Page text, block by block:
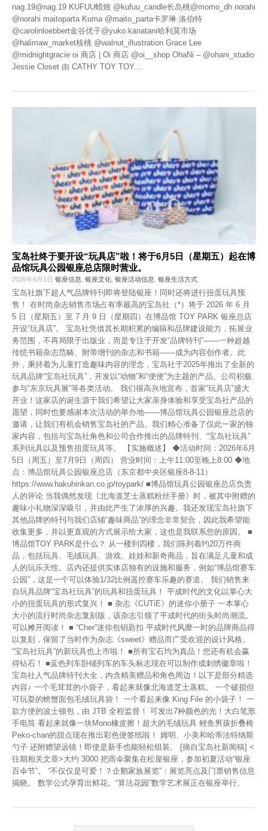
nag.19@nag.19 KUFUU蜡烛 @kufuu_candle长岛桃@momo_dh norahi
@norahi maitoparta Kuma @maito_parta卡罗琳·洛伯特
@carolinloebbert金谷优子@yuko.kanatani哈利莫市场
@halimaw_market核桃 @walnut_illustration Grace Lee
@midnightgracie oi 商店 | Oi 商店 @oi__shop OhaNi – @ohani_studio
Jessie Closet 由 CATHY TOY TOY
宝岛社终于要开设“玩具店”啦！将于6月5日（星期五）起在博
品馆玩具公园银座总店限时营业。
2026年6月1日 银座信息 银座文化 银座活动信息 银座生活方式
宝岛社旗下超人气品牌特刊即将登陆银座！同时还将进行扭蛋玩具预
售！ 在时尚杂志销售市场占有率最高的宝岛社（*）将于 2026 年 6 月
5 日（星期五）至 7 月 9 日（星期四）在博品馆 TOY PARK 银座总店
开设“玩具店”。 宝岛社凭借其长期积累的编辑和品牌建设能力，拓展业
务范围，不再局限于出版业，而是专注于开发“品牌特刊”——一种超越
传统书籍杂志范畴、附带增刊的杂志和书籍——成为内容创作者。此
外，秉持着为儿童打造趣味内容的理念，宝岛社于2025年推出了全新的
玩具品牌“宝岛社玩具”，开发以“动物”和“便便”为主题的产品。公司积极
参与“东京玩具展”等各类活动。 我们很高兴地宣布，首家“玩具店”盛大
开业！这家店的诞生源于我们希望让大家亲身体验和享受宝岛社产品的
愿望，同时也要感谢本次活动的举办地——博品馆玩具公园银座总店的
邀请，让我们有机会销售宝岛社的产品。我们精心准备了仅此一家的独
家内容，包括与宝岛社角色和公司合作推出的品牌特刊、“宝岛社玩具”
系列玩具以及预售扭蛋玩具等。 【实施概述】 ◆活动时间：2026年6月
5日（周五）至7月9日（周四） 营业时间：上午11:00至晚上8:00 ◆地
点：博品馆玩具公园银座总店（东京都中央区银座8-8-11）
https://www.hakuhinkan.co.jp/toypark/ ■博品馆玩具公园银座总店负责
人的评论 当我偶然发现《北海道芝士蒸糕粉丝手册》时，被其中附赠的
趣味小礼物深深吸引，并由此产生了浓厚的兴趣。我还发现宝岛社旗下
其他品牌的特刊与我们店铺“趣味商品”的理念非常契合，因此我希望能
收集更多，并以更直观的方式展示给大家，这也是我联系您的原因。 ■
博品馆TOY PARK是什么？ 从一楼到四楼，我们陈列着约20万件商
品，包括玩具、毛绒玩具、游戏、娃娃和新奇商品，旨在满足儿童和成
人的玩乐天性。店内还提供实体店独有的设施和服务，例如“博品馆赛车
公园”，这是一个可以体验1/32比例遥控赛车乐趣的赛道。 我们销售来
自玩具品牌“宝岛社玩具”的玩具和扭蛋玩具！ 平成时代的文化以掌心大
小的扭蛋玩具的形式复兴！ ■ 杂志《CUTiE》的迷你小册子 一本掌心
大小的流行时尚杂志复刻版，该杂志引领了平成时代的街头时尚潮流。
可以摊开阅读！ ■ “Cher”迷你包钥匙扣 平成时代风靡一时的品牌商品得
以复刻，保留了当时作为杂志《sweet》赠品而广受欢迎的设计风格。
“宝岛社玩具”的新玩具也上市啦！ ■所有宝石均为真品！您还有机会赢
得钻石！ ■蓝色列车卧铺列车的车头标志现在可以制作成刺绣徽章啦！
宝岛社人气品牌特刊大全，内含精美赠品和角色周边！以下是部分精选
内容♪ 一个毛茸茸的小袋子，看起来就像北海道芝士蒸糕。 一个破损但
可玩耍的螃蟹面包毛绒玩具袋！ 一个看起来像 King File 的小袋子！ 一
款方便的波士顿包，由 JTB 全程监督！ 可发出7种颜色的光！大白笔形
手电筒 看起来就像一块Mono橡皮擦！超大的毛绒玩具 鲤鱼男孩折叠椅
Peko-chan的甜点现在推出彩色便签纸啦！ 姆明、小美和哈蒂法特纳斯
勺子 还附赠望远镜！即使是新手也能轻松组装。 [摘自宝岛社新闻稿] <
往期相关文章>大约 3000 把雨伞聚集在松屋银座，参加初夏活动“银座
百伞节”。 “不仅仅是可爱！？企鹅家族展览”：展览亮点及门票销售信息
揭晓。 数学公式孕育出鲜花。“算法花园”数学艺术展正在银座举行。